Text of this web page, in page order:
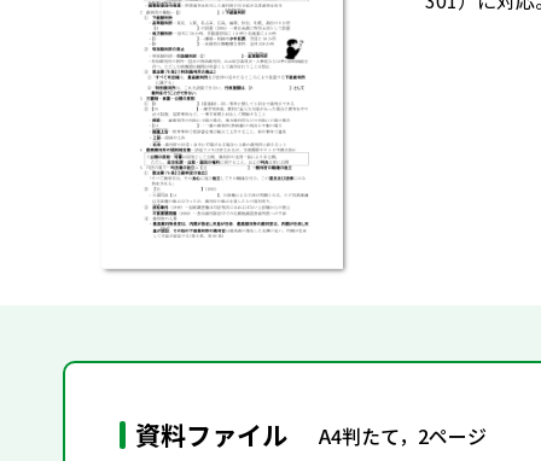
資料ファイル A4判たて，2ページ